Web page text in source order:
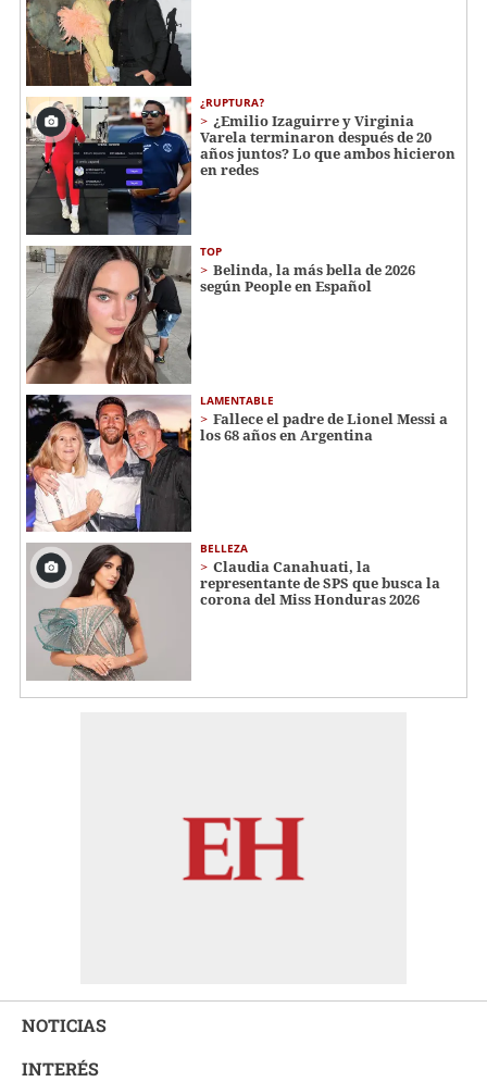
¿RUPTURA?
¿Emilio Izaguirre y Virginia
Varela terminaron después de 20
años juntos? Lo que ambos hicieron
en redes
TOP
Belinda, la más bella de 2026
según People en Español
LAMENTABLE
Fallece el padre de Lionel Messi a
los 68 años en Argentina
BELLEZA
Claudia Canahuati, la
representante de SPS que busca la
corona del Miss Honduras 2026
NOTICIAS
INTERÉS